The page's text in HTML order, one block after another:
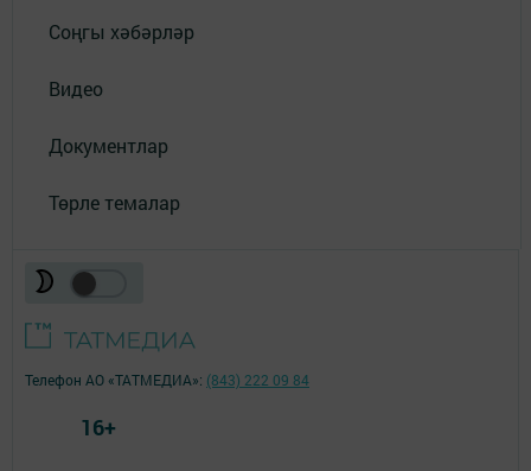
Соңгы хәбәрләр
Видео
Документлар
Төрле темалар
Телефон АО «ТАТМЕДИА»: (843) 222 09 84
16+